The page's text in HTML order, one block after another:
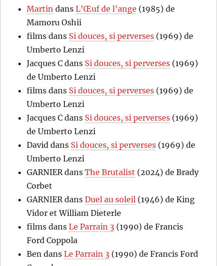
Martin dansL’Œuf de l’ange (1985) de
Mamoru Oshii
films dans Si douces, si perverses (1969) de
Umberto Lenzi
Jacques C dans Si douces, si perverses (1969)
de Umberto Lenzi
films dans Si douces, si perverses (1969) de
Umberto Lenzi
Jacques C dans Si douces, si perverses (1969)
de Umberto Lenzi
David dans Si douces, si perverses (1969) de
Umberto Lenzi
GARNIERdansThe Brutalist (2024) de Brady
Corbet
GARNIERdansDuel au soleil (1946) de King
Vidor et William Dieterle
films dansLe Parrain 3 (1990) de Francis
Ford Coppola
Ben dansLe Parrain 3 (1990) de Francis Ford